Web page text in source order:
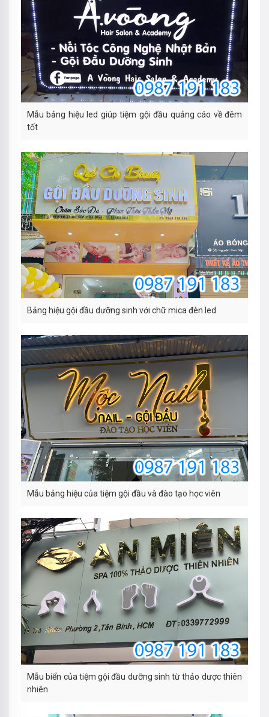
Mẫu bảng hiệu led giúp tiệm gội đầu quảng cáo về đêm
tốt
Bảng hiệu gội đầu dưỡng sinh với chữ mica đèn led
Mẫu bảng hiệu của tiệm gội đầu và đào tạo học viên
Mẫu biển của tiệm gội đầu dưỡng sinh từ thảo dược thiên
nhiên